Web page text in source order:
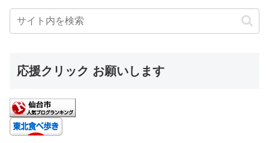
応援クリック お願いします